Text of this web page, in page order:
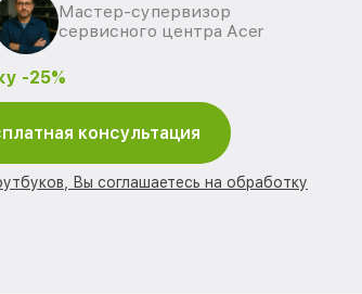
Мастер-супервизор
сервисного центра Acer
-25%
консультация
Вы соглашаетесь на обработку